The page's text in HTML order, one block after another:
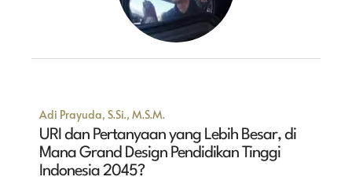
Adi Prayuda, S.Si., M.S.M.
URI dan Pertanyaan yang Lebih Besar, di
Mana Grand Design Pendidikan Tinggi
Indonesia 2045?